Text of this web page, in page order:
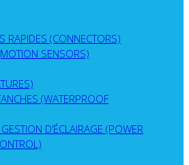
RAPIDES (CONNECTORS)
SENSORS)
(WATERPROOF
D’ÉCLAIRAGE (POWER